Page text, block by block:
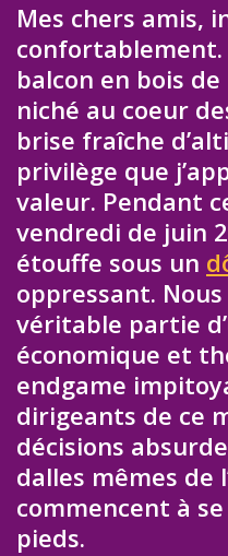
Mes chers amis,
confortablement.
balcon en bois
niché au coeur
brise fraîche
privilège que
valeur. Pendant
vendredi de juin
étouffe sous un
oppressant.
véritable partie
économique et
endgame
dirigeants de ce
décisions
dalles mêmes de
commencent à
pieds.